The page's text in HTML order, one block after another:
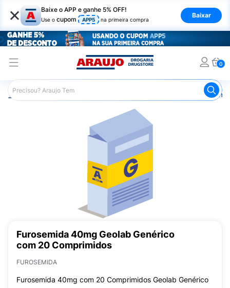
× Baixe o APP e ganhe 5% OFF!
Use o cupom APP5 na primeira compra
Baixar
0
Araujo Medicamentos
Furosemida 40mg Geolab Genérico
com 20 Comprimidos
FUROSEMIDA
Furosemida 40mg com 20 Comprimidos Geolab Genérico